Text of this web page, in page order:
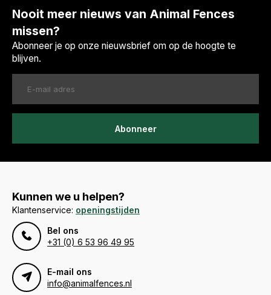
Nooit meer nieuws van Animal Fences
missen?
Abonneer je op onze nieuwsbrief om op de hoogte te
blijven.
Abonneer
Kunnen we u helpen?
Klantenservice: openingstijden
Bel ons
+31 (0) 6 53 96 49 95
E-mail ons
info@animalfences.nl